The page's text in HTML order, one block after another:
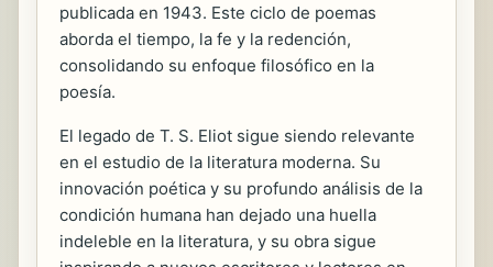
publicada en 1943. Este ciclo de poemas
aborda el tiempo, la fe y la redención,
consolidando su enfoque filosófico en la
poesía.
El legado de T. S. Eliot sigue siendo relevante
en el estudio de la literatura moderna. Su
innovación poética y su profundo análisis de la
condición humana han dejado una huella
indeleble en la literatura, y su obra sigue